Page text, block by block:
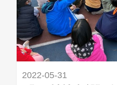
2022-05-31